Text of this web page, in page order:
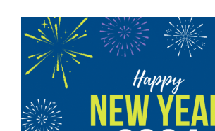
Zeige
grösseres
Bild